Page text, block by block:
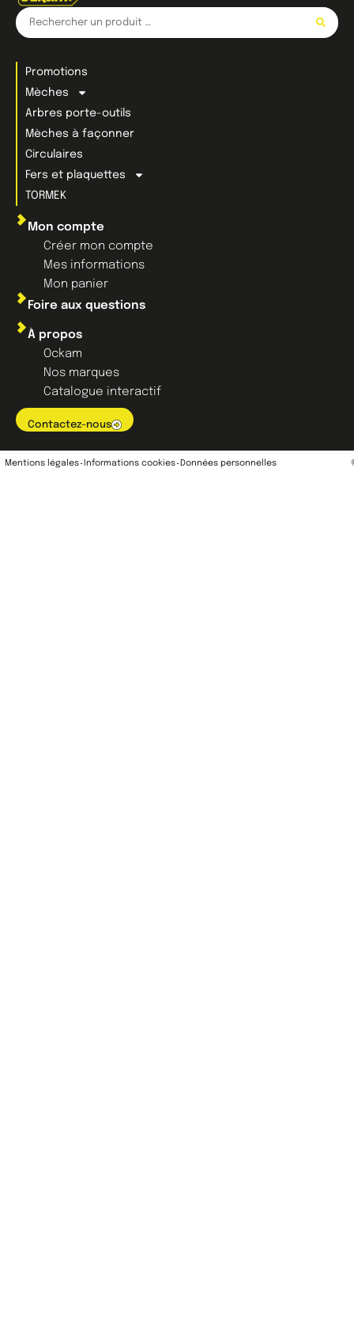
À propos
Ockam
Nos marques
Catalogue interactif
Contactez-nous
Promotions
Mèches
Arbres porte-outils
Mèches à façonner
Circulaires
Fers et plaquettes
TORMEK
Mon compte
Créer mon compte
Mes informations
Mon panier
Foire aux questions
Mentions légales Informations cookies Données personnelles